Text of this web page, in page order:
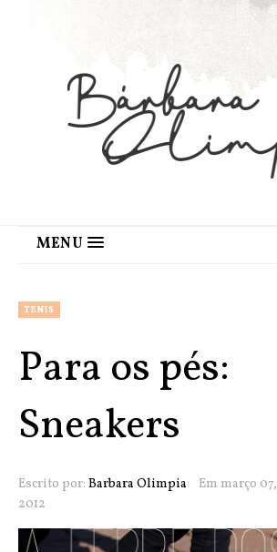
MENU
TENIS
Para os pés:
Sneakers
Escrito por: Barbara Olimpia
Em março 07,
2012